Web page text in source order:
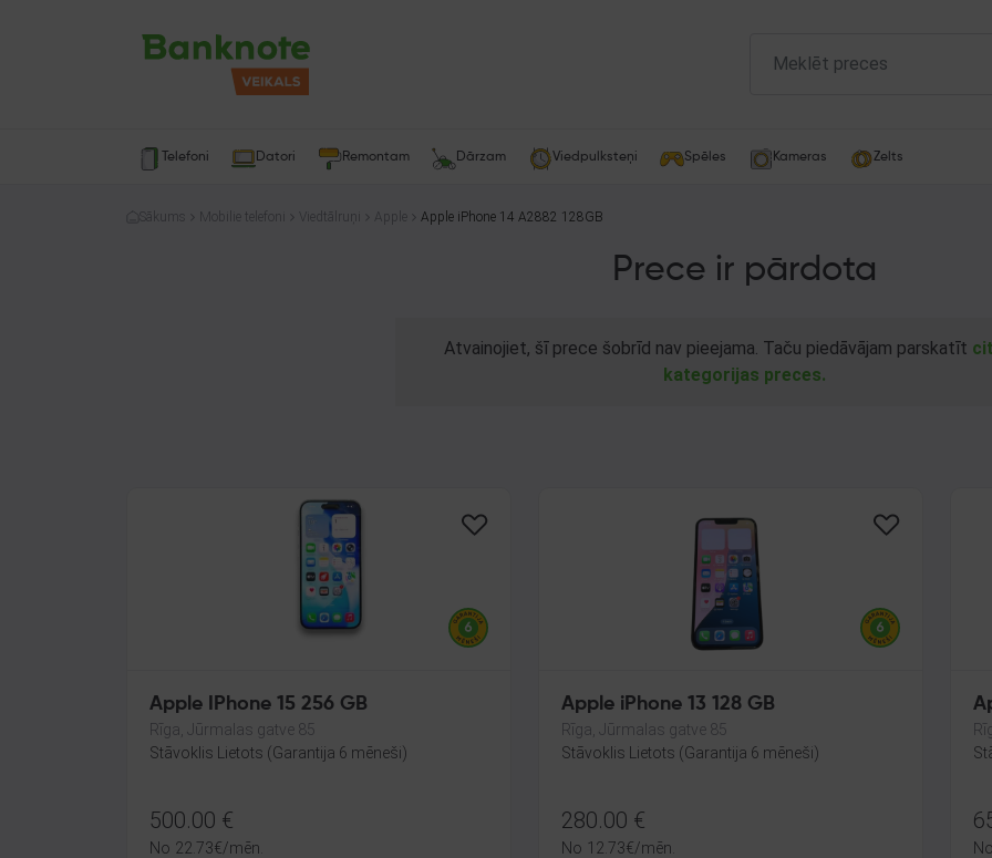
Telefoni Datori Remontam Dārzam Viedpulksteņi Spēles Kameras Zelts
Sākums Mobilie telefoni Viedtālruņi Apple Apple iPhone 14 A2882 128GB
Prece ir pārdota
Atvainojiet, šī prece šobrīd nav pieejama. Taču piedāvājam parskatīt
kategorijas preces.
Apple IPhone 15 256 GB
Rīga, Jūrmalas gatve 85
Stāvoklis Lietots (Garantija 6 mēneši)
500.00 €
No 22.73€/mēn.
Apple iPhone 13 128 GB
Rīga, Jūrmalas gatve 85
Stāvoklis Lietots (Garantija 6 mēneši)
280.00 €
No 12.73€/mēn. No